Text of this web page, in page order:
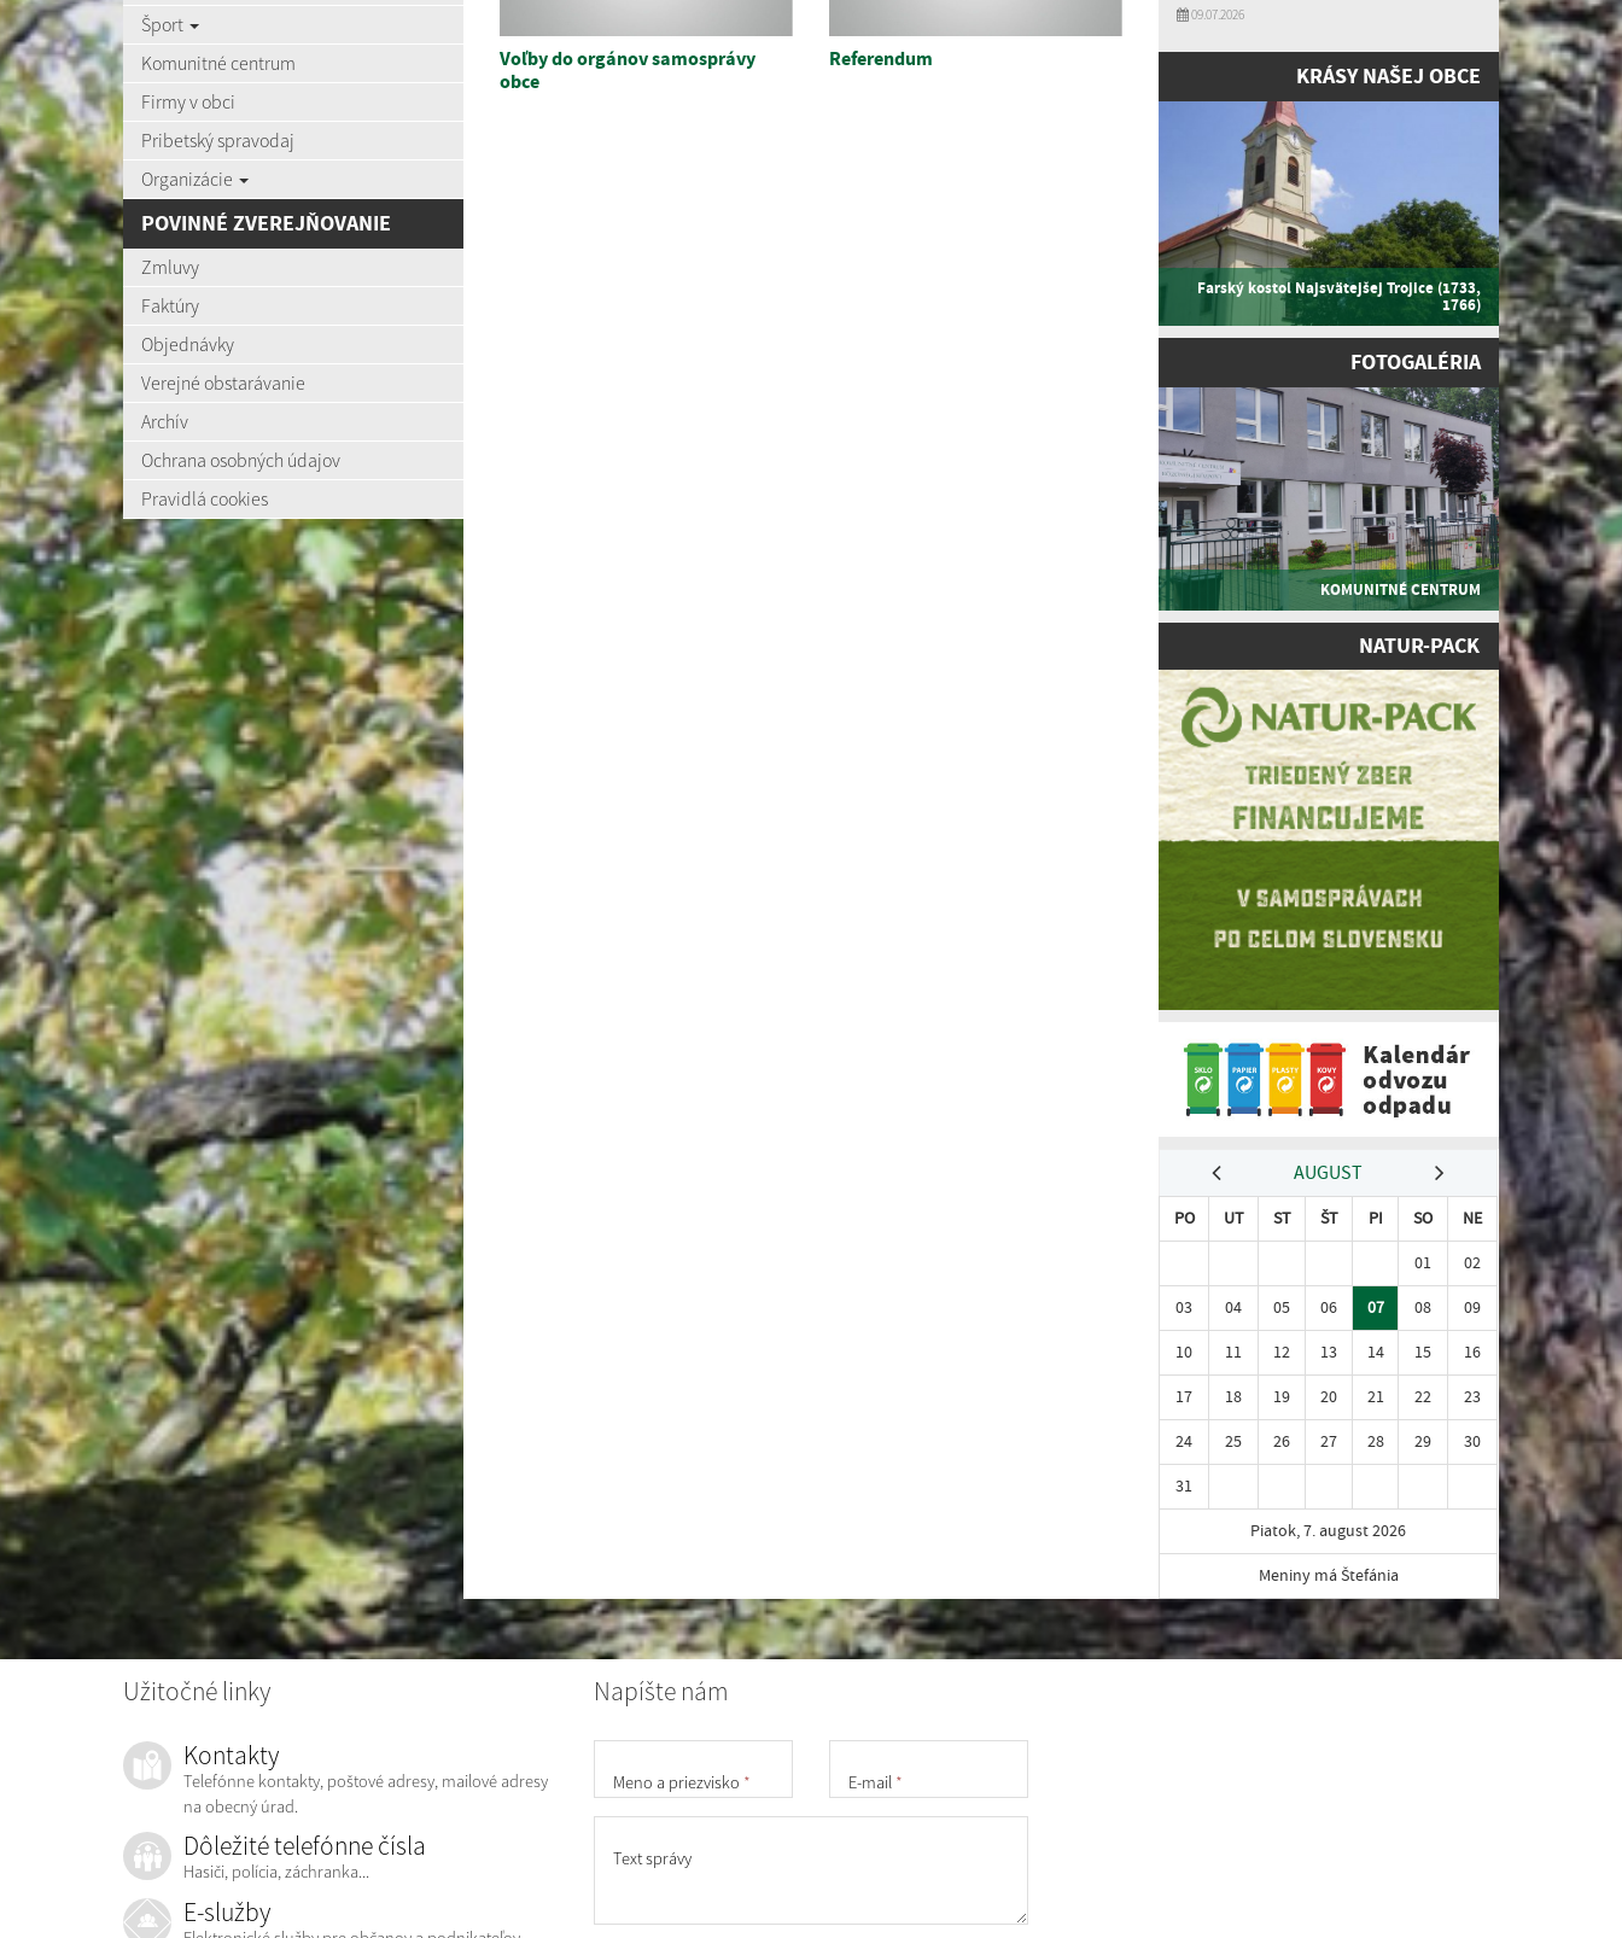
Šport
Komunitné centrum
Firmy v obci
Pribetský spravodaj
Organizácie
POVINNÉ ZVEREJŇOVANIE
Zmluvy
Faktúry
Objednávky
Verejné obstarávanie
Archív
Ochrana osobných údajov
Pravidlá cookies
Voľby do orgánov samosprávy
obce
Referendum
09.07.2026
KRÁSY NAŠEJ OBCE
Farský kostol Najsvätejšej Trojice (1733,
1766)
FOTOGALÉRIA
KOMUNITNÉ CENTRUM
NATUR-PACK
AUGUST
PO UT ST ŠT PI SO
NE
01
02
03
04 05 06 07 08
09
10
11 12 13 14 15
16
17
18 19 20 21 22
23
24
25 26 27 28 29
30
31
Piatok, 7. august 2026
Meniny má Štefánia
Napíšte nám
Meno a priezvisko * E-mail *
Text správy
Užitočné linky
Kontakty
Telefónne kontakty, poštové adresy, mailové adresy
na obecný úrad.
Dôležité telefónne čísla
Hasiči, polícia, záchranka...
E-služby